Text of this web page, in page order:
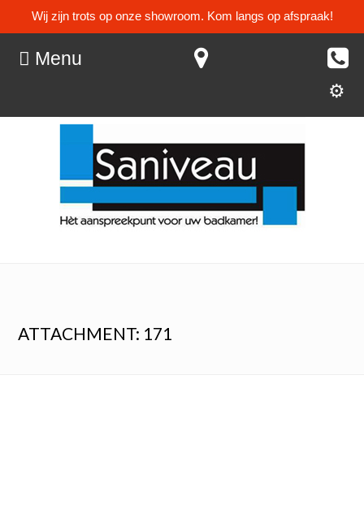
Wij zijn trots op onze showroom. Kom langs op afspraak!
Menu
ATTACHMENT: 171